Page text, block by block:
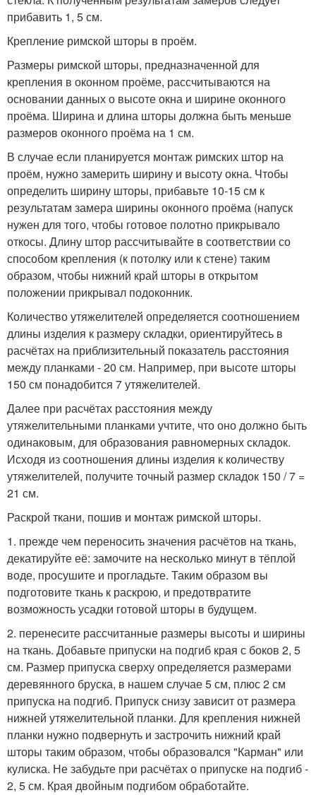
прибавить 1, 5 см.
Крепление римской шторы в проём.
Размеры римской шторы, предназначенной для
крепления в оконном проёме, рассчитываются на
основании данных о высоте окна и ширине оконного
проёма. Ширина и длина шторы должна быть меньше
размеров оконного проёма на 1 см.
В случае если планируется монтаж римских штор на
проём, нужно замерить ширину и высоту окна. Чтобы
определить ширину шторы, прибавьте 10-15 см к
результатам замера ширины оконного проёма (напуск
нужен для того, чтобы готовое полотно прикрывало
откосы. Длину штор рассчитывайте в соответствии со
способом крепления (к потолку или к стене) таким
образом, чтобы нижний край шторы в открытом
положении прикрывал подоконник.
Количество утяжелителей определяется соотношением
длины изделия к размеру складки, ориентируйтесь в
расчётах на приблизительный показатель расстояния
между планками - 20 см. Например, при высоте шторы
150 см понадобится 7 утяжелителей.
Далее при расчётах расстояния между
утяжелительными планками учтите, что оно должно быть
одинаковым, для образования равномерных складок.
Исходя из соотношения длины изделия к количеству
утяжелителей, получите точный размер складок 150 / 7 =
21 см.
Раскрой ткани, пошив и монтаж римской шторы.
1. прежде чем переносить значения расчётов на ткань,
декатируйте её: замочите на несколько минут в тёплой
воде, просушите и прогладьте. Таким образом вы
подготовите ткань к раскрою, и предотвратите
возможность усадки готовой шторы в будущем.
2. перенесите рассчитанные размеры высоты и ширины
на ткань. Добавьте припуски на подгиб края с боков 2, 5
см. Размер припуска сверху определяется размерами
деревянного бруска, в нашем случае 5 см, плюс 2 см
припуска на подгиб. Припуск снизу зависит от размера
нижней утяжелительной планки. Для крепления нижней
планки нужно подвернуть и застрочить нижний край
шторы таким образом, чтобы образовался "Карман" или
кулиска. Не забудьте при расчётах о припуске на подгиб -
2, 5 см. Края двойным подгибом обработайте.